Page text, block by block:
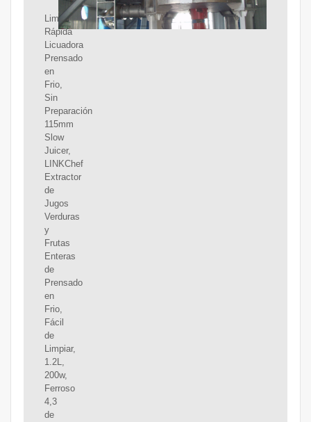
Limpieza
Rápida
Licuadora
Prensado
en
Frio,
Sin
Preparación
115mm
Slow
Juicer,
LINKChef
Extractor
de
Jugos
Verduras
y
Frutas
Enteras
de
Prensado
en
Frio,
Fácil
de
Limpiar,
1.2L,
200w,
Ferroso
4,3
de